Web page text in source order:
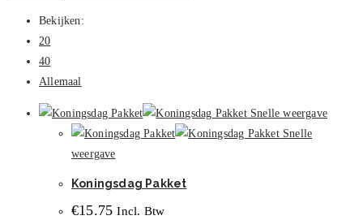
Bekijken:
20
40
Allemaal
Snelle weergave
Snelle
weergave
Koningsdag Pakket
€15.75 Incl. Btw